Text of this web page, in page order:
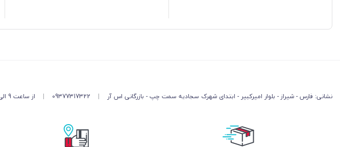
نشانی: فارس - شیراز - بلوار امیرکبیر - ابتدای شهرک سجادیه سمت چپ - بازرگانی اس آر |
09377317322
| از ساعت 9 الی 19 پاسخگوی شما هستیم